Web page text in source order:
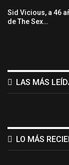
Sid Vicious, a 46
de The Sex…
LAS MÁS
LO MÁS